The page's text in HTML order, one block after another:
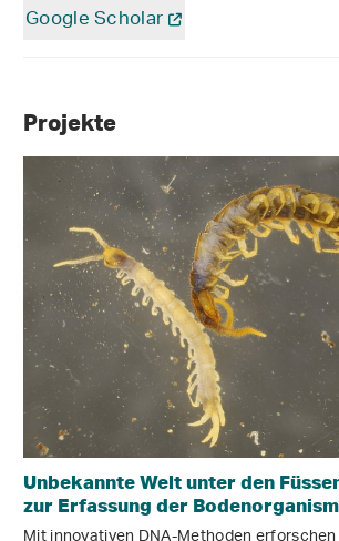
Google Scholar
Projekte
Unbekannte Welt unter den
zur Erfassung der